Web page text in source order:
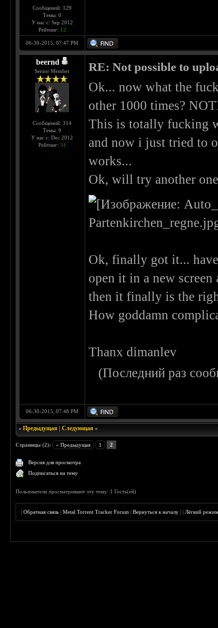
Сообщений: 129
Темы: 0
У нас с: Sep 2012
Рейтинг: 12
06-30-2015, 07:47 PM
beernd
Senior Member
Сообщений: 314
Темы: 9
У нас с: Dec 2012
Рейтинг: 51
RE: Not possible to
Ok... now what the
other 1000 times?
This is totally fucking
and now i just tried to
works...
Ok, will try another
Ok, finally got it...
open it in a new
then it finally is the
How goddamn
Thanx dimanlev
(Последний раз
06-30-2015, 07:48 PM
«Предыдущая |Следующая »
Страницы (2): « Предыдущая 1 2
Версия для просмотра
Подписаться на тему
Пользователи просматривают эту тему: 1 Гость(ей)
|Обратная связь |Metal Torrent Tracker Forum |Вернуться к началу ||Лёгкий